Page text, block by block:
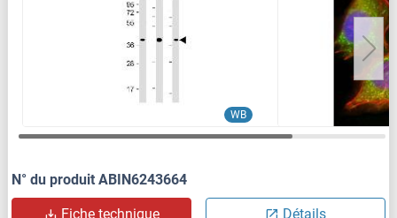
WB
N° du produit ABIN6243664
Fiche technique Détails